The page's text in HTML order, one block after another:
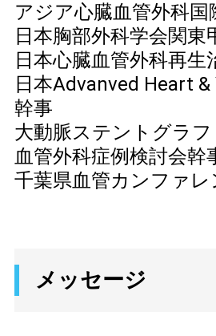
アジア心臓血管外科国
日本胸部外科学会関東
日本心臓血管外科再生
日本Advanved Heart
幹事
大動脈ステントグラ
血管外科症例検討会幹
千葉県血管カンファレ
メッセージ